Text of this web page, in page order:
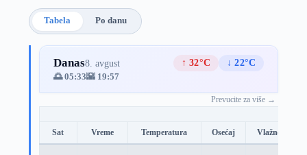
Tabela Po danu
Danas8. avgust ↑ 32°C
↓ 22°C
🌅 05:33🌇 19:57
Prevucite za više →
Sat Vreme Temperatura Osećaj Vlažnost